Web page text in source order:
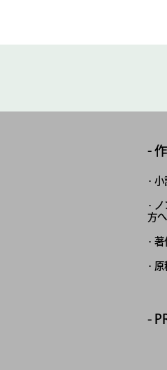
小
方へ
著
原